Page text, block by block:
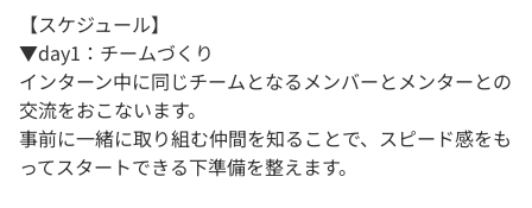
【スケジュール】
▼day1：チームづくり
インターン中に同じチームとなるメンバーとメンターとの
交流をおこないます。
事前に一緒に取り組む仲間を知ることで、スピード感をも
ってスタートできる下準備を整えます。